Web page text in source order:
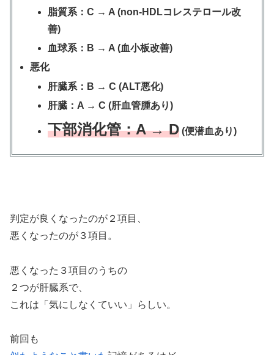
脂質系：C → A (non-HDLコレステロール改
善)
血球系：B → A (血小板改善)
悪化
肝臓系：B → C (ALT悪化)
肝臓：A → C (肝血管腫あり)
下部消化管：A → D (便潜血あり)
判定が良くなったのが２項目、
悪くなったのが３項目。
悪くなった３項目のうちの
２つが肝臓系で、
これは「気にしなくていい」らしい。
前回も